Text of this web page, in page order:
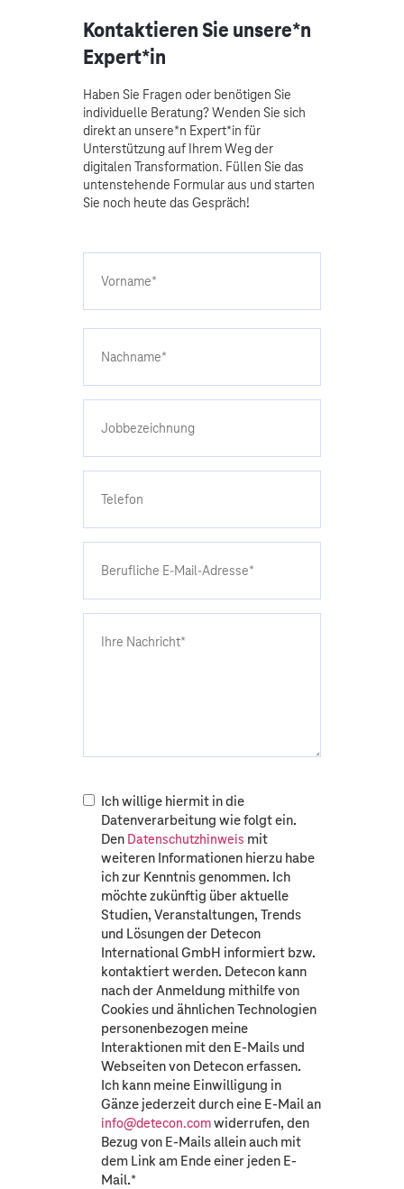
Kontaktieren Sie unsere*n
Expert*in
Haben Sie Fragen oder benötigen Sie
individuelle Beratung? Wenden Sie sich
direkt an unsere*n Expert*in für
Unterstützung auf Ihrem Weg der
digitalen Transformation. Füllen Sie das
untenstehende Formular aus und starten
Sie noch heute das Gespräch!
Ich willige hiermit in die
Datenverarbeitung wie folgt ein.
Den Datenschutzhinweis mit
weiteren Informationen hierzu habe
ich zur Kenntnis genommen. Ich
möchte zukünftig über aktuelle
Studien, Veranstaltungen, Trends
und Lösungen der Detecon
International GmbH informiert bzw.
kontaktiert werden. Detecon kann
nach der Anmeldung mithilfe von
Cookies und ähnlichen Technologien
personenbezogen meine
Interaktionen mit den E-Mails und
Webseiten von Detecon erfassen.
Ich kann meine Einwilligung in
Gänze jederzeit durch eine E-Mail an
info@detecon.comwiderrufen, den
Bezug von E-Mails allein auch mit
dem Link am Ende einer jeden E-
Mail.*